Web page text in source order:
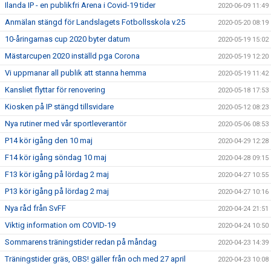
Ilanda IP - en publikfri Arena i Covid-19 tider 2020-06-09 11:49
Anmälan stängd för Landslagets Fotbollsskola v.25 2020-05-20 08:19
10-åringarnas cup 2020 byter datum 2020-05-19 15:02
Mästarcupen 2020 inställd pga Corona 2020-05-19 12:20
Vi uppmanar all publik att stanna hemma 2020-05-19 11:42
Kansliet flyttar för renovering 2020-05-18 17:53
Kiosken på IP stängd tillsvidare 2020-05-12 08:23
Nya rutiner med vår sportleverantör 2020-05-06 08:53
P14 kör igång den 10 maj 2020-04-29 12:28
F14 kör igång söndag 10 maj 2020-04-28 09:15
F13 kör igång på lördag 2 maj 2020-04-27 10:55
P13 kör igång på lördag 2 maj 2020-04-27 10:16
Nya råd från SvFF 2020-04-24 21:51
Viktig information om COVID-19 2020-04-24 10:50
Sommarens träningstider redan på måndag 2020-04-23 14:39
Träningstider gräs, OBS! gäller från och med 27 april 2020-04-23 10:08